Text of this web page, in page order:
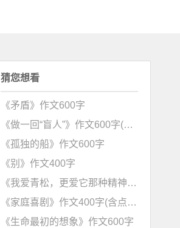
猜您想看
《矛盾》作文600字
《做一回“盲人”》作文600字(含点评)
《孤独的船》作文600字
《别》作文400字
《我爱青松，更爱它那种精神》作文600字
《家庭喜剧》作文400字(含点评)
《生命最初的想象》作文600字